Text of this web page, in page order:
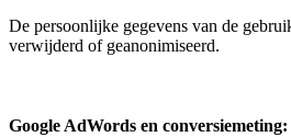
De persoonlijke gegevens van de
verwijderd of geanonimiseerd.
Google AdWords en conversiemeting: